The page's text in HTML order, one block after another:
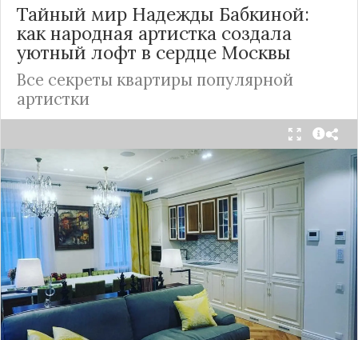
Тайный мир Надежды Бабкиной:
как народная артистка создала
уютный лофт в сердце Москвы
Все секреты квартиры популярной
артистки
Народная артисткаРоссииНадежда Бабкина,
известная своей любовью к традиционному
стилю и народной эстетике, удивила
поклонников, выбрав для своей новой
московской квартиры современный стиль лофт.
Это решение стало настоящим откровением,
демонстрирующим её умение сочетать классику
и актуальные тенденции. Подробности о
проекте раскрывает канал “DOMEO | РЕМОНТ
КВАРТИР | НЕДВИЖИМОСТЬ” 2.